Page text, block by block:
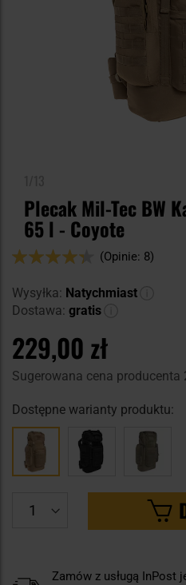
Plecak Mil-Tec BW
65 l - Coyote
Ocena:
(Opinie: 8)
Wysyłka: Natychmiast
Dostawa: gratis
229,00 zł
Sugerowana cena producenta
Dostępne warianty produktu:
Zamów z usługą InPost